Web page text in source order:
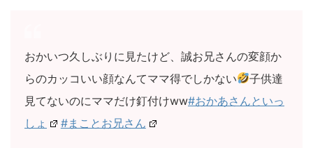
おかいつ久しぶりに見たけど、誠お兄さんの変顔か
らのカッコいい顔なんてママ得でしかない
子供達
見てないのにママだけ釘付けww#おかあさんといっ
しょ
#まことお兄さん